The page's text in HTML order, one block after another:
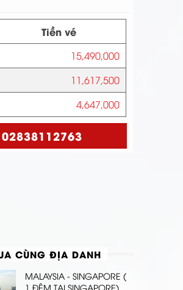
Tiền vé
15,490,000
11,617,500
4,647,000
02838112763
CÙNG ĐỊA DANH
MALAYSIA - SINGAPORE (
1 ĐÊM TẠI SINGAPORE)